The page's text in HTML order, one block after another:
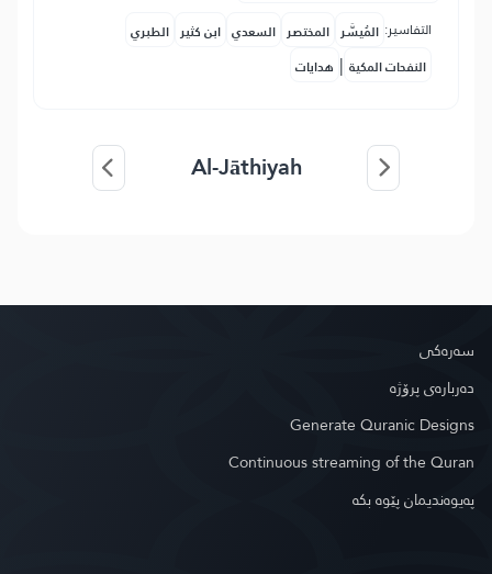
التفاسير: المُيسَّر المختصر السعدي ابن كثير الطبري
النفحات المكية | هدايات
Al-Jāthiyah
سه‌ره‌كی
دەربارەی پرۆژە
Generate Quranic Designs
Continuous streaming of the Quran
په‌یوه‌ندیمان پێوه‌ بكه‌